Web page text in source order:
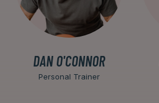
DAN O'CONNOR
Personal Trainer